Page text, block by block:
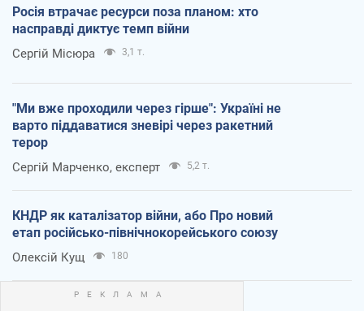
Росія втрачає ресурси поза планом: хто
насправді диктує темп війни
Сергій Місюра 3,1 т.
"Ми вже проходили через гірше": Україні не
варто піддаватися зневірі через ракетний
терор
Сергій Марченко, експерт 5,2 т.
КНДР як каталізатор війни, або Про новий
етап російсько-північнокорейського союзу
Олексій Кущ 180